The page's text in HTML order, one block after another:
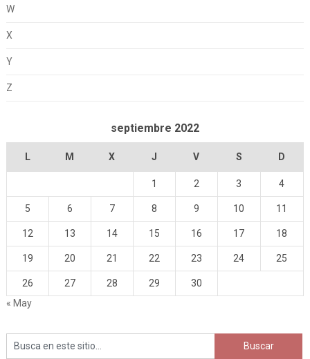
W
X
Y
Z
septiembre 2022
L M X J V S D
1 2 3 4
5 6 7 8 9 10 11
12 13 14 15 16 17 18
19 20 21 22 23 24 25
26 27 28 29
30
« May